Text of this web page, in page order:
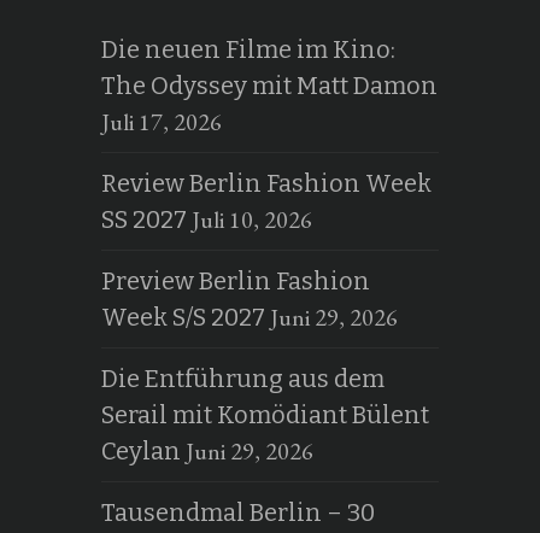
Die neuen Filme im Kino:
The Odyssey mit Matt Damon
Juli 17, 2026
Review Berlin Fashion Week
SS 2027 Juli 10, 2026
Preview Berlin Fashion
Week S/S 2027 Juni 29, 2026
Die Entführung aus dem
Serail mit Komödiant Bülent
Ceylan Juni 29, 2026
Tausendmal Berlin – 30